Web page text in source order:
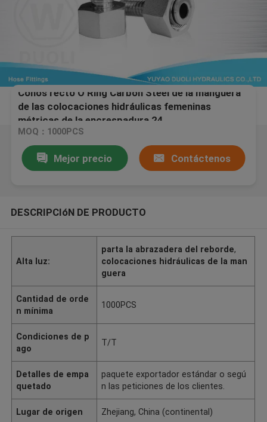
Conos recto O Ring Carbon Steel de la manguera
de las colocaciones hidráulicas femeninas
métricas de la encrespadura 24
MOQ：1000PCS
Mejor precio Contáctenos
DESCRIPCIóN DE PRODUCTO
Alta luz:
parta la abrazadera del reborde,
colocaciones hidráulicas de la man
guera
Cantidad de orde
n mínima
1000PCS
Condiciones de p
ago
T/T
Detalles de empa
quetado
paquete exportador estándar o segú
n las peticiones de los clientes.
Lugar de origen Zhejiang, China (continental)